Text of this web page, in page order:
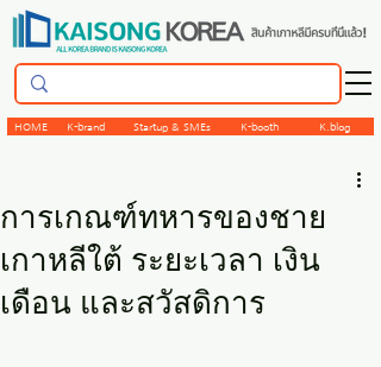
K-brand K-booth
Startup & SMEs
HOME K.blog
การเกณฑ์ทหารของชาย
เกาหลีใต้ ระยะเวลา เงิน
เดือน และสวัสดิการ